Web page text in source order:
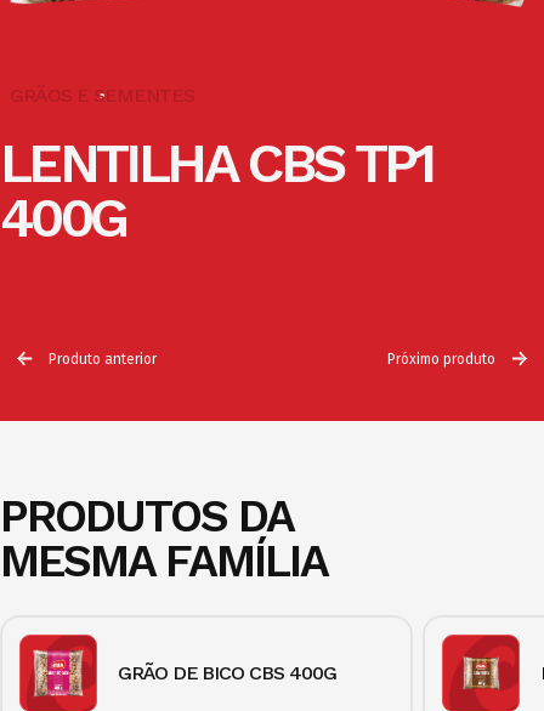
Produto anterior
GRÃOS E SEMENTES
LENTILHA CBS TP1
400G
Próximo produto
PRODUTOS DA
MESMA FAMÍLIA
GRÃO DE BICO CBS 400G